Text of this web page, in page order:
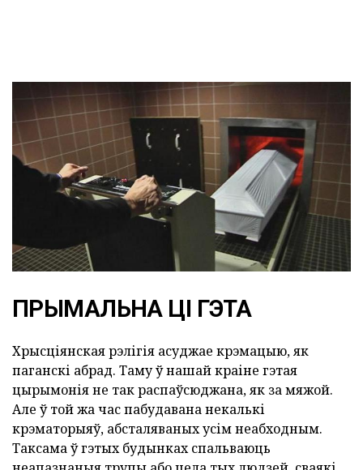
ПРЫМАЛЬНА ЦІ ГЭТА
Хрысціянская рэлігія асуджае крэмацыю, як
паганскі абрад. Таму ў нашай краіне гэтая
цырымонія не так распаўсюджана, як за мяжой.
Але ў той жа час пабудавана некалькі
крэматорыяў, абсталяваных усім неабходным.
Таксама ў гэтых будынках спальваюць